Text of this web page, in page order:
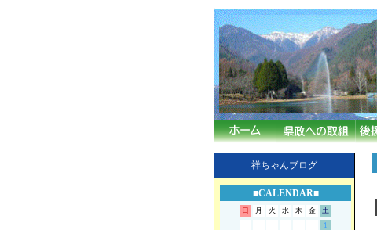
祥ちゃんブログ
■CALENDAR■
日 月 火 水 木 金
土
1